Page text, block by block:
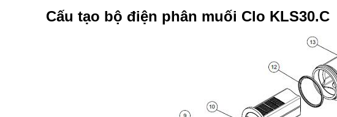
Cấu tạo bộ điện phân muối Clo KLS30.C